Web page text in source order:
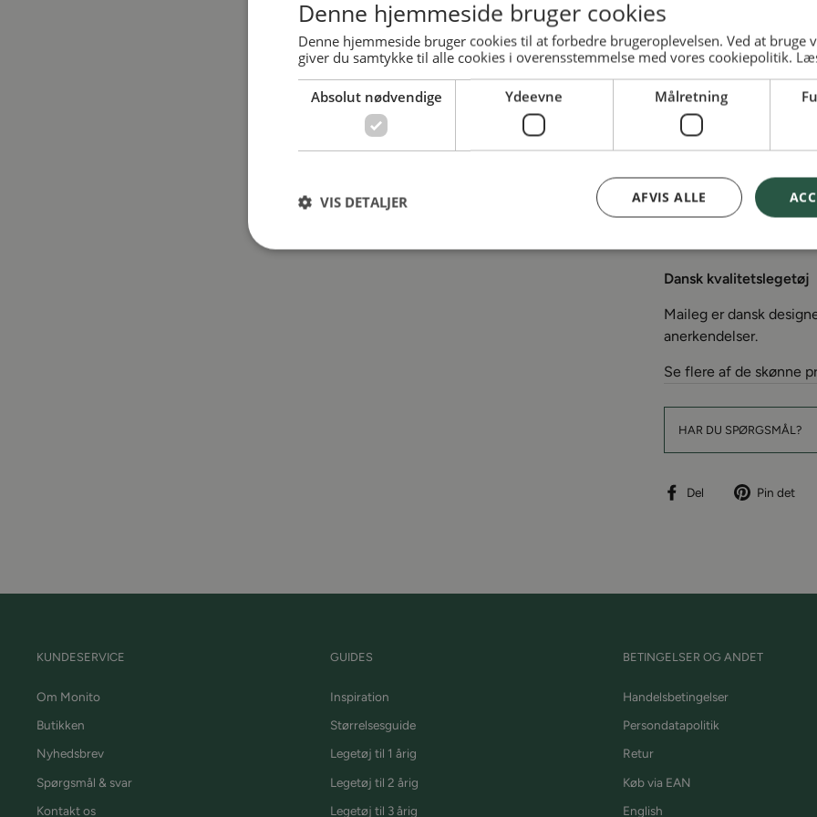
Vandkande fra Maileg
Denne charmerende
legescenarier for
fine detalje kan legen
Maileg-universet.
Metal
Dansk kvalitetslegetøj
Maileg er dansk
anerkendelser.
Se flere af de skønne
HAR DU SPØRGSMÅL?
Del
Del
Pin det
KUNDESERVICE
Om Monito
Butikken
Nyhedsbrev
Spørgsmål & svar
Kontakt os
GUIDES
Inspiration
Størrelsesguide
Legetøj til 1 årig
Legetøj til 2 årig
Legetøj til 3 årig
BETINGELSER OG ANDET
Handelsbetingelser
Persondatapolitik
Retur
Køb via EAN
English
Denne hjemmeside bruger cookies
Denne hjemmeside bruger cookies til at forbedre brugeroplevelsen. Ved at bruge
giver du samtykke til alle cookies i overensstemmelse med vores cookiepolitik.
Absolut nødvendige Ydeevne Målretning
AFVIS ALLE
VIS DETALJER